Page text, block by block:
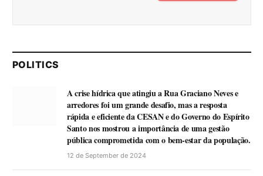
POLITICS
A crise hídrica que atingiu a Rua Graciano Neves e
arredores foi um grande desafio, mas a resposta
rápida e eficiente da CESAN e do Governo do Espírito
Santo nos mostrou a importância de uma gestão
pública comprometida com o bem-estar da população.
12 de September de 2024